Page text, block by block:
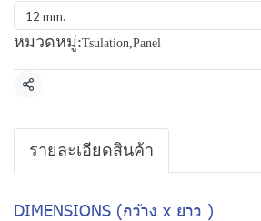
12 mm.
หมวดหมู่:Tsulation,Panel
แชร์
รายละเอียดสินค้า
DIMENSIONS (กว้าง x ยาว )